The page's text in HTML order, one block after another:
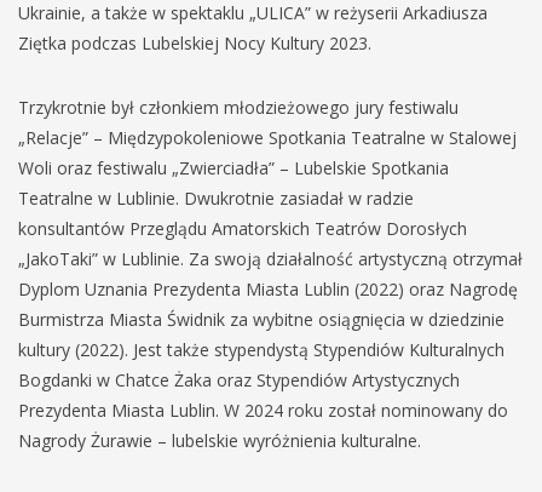
Ukrainie, a także w spektaklu „ULICA” w reżyserii Arkadiusza
Ziętka podczas Lubelskiej Nocy Kultury 2023.
Trzykrotnie był członkiem młodzieżowego jury festiwalu
„Relacje” – Międzypokoleniowe Spotkania Teatralne w Stalowej
Woli oraz festiwalu „Zwierciadła” – Lubelskie Spotkania
Teatralne w Lublinie. Dwukrotnie zasiadał w radzie
konsultantów Przeglądu Amatorskich Teatrów Dorosłych
„JakoTaki” w Lublinie. Za swoją działalność artystyczną otrzymał
Dyplom Uznania Prezydenta Miasta Lublin (2022) oraz Nagrodę
Burmistrza Miasta Świdnik za wybitne osiągnięcia w dziedzinie
kultury (2022). Jest także stypendystą Stypendiów Kulturalnych
Bogdanki w Chatce Żaka oraz Stypendiów Artystycznych
Prezydenta Miasta Lublin. W 2024 roku został nominowany do
Nagrody Żurawie – lubelskie wyróżnienia kulturalne.